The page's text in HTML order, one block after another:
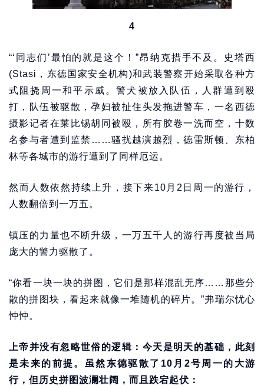
4
“‘同志们’最怕的就是这个！”昂纳克措手不及。史塔西
(Stasi，东德国家安全机构)和武装警察开始采取各种方
式阻挠周一和平示威。警犬被放入队伍，人群遭到殴
打，队伍被驱散，孕妇被扯住头发拖进警车，一名西德
摄影记者在莱比锡胡同被殴，所有胶卷一洗而空，十数
名参与者遭到监禁……骚扰越演越烈，德雷斯顿、东柏
林等各城市的游行遭到了同样厄运。
然而人数依然持续上升，接下来10月2日周一的游行，
人数翻倍到一万五。
镇压的力量也不断升级，一万五千人的游行再度被当局
庞大的警力驱散了。
“你看一块一块的拼图，它们是那样混乱无序……那些分
散的拼图块，看起来就像一堆随机的碎片。”弗瑞尔忧心
忡忡。
上帝并没有忽略世俗的逻辑：今天是明天的基础，此刻
是未来的前提。虽然东德驱散了10月2号周一的大游
行，但历史拼图波澜壮阔，而且跌宕起伏：